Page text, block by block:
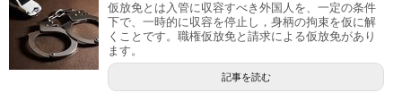
仮放免とは入管に収容すべき外国人を、一定の条件
下で、一時的に収容を停止し，身柄の拘束を仮に解
くことです。職権仮放免と請求による仮放免があり
ます。
記事を読む